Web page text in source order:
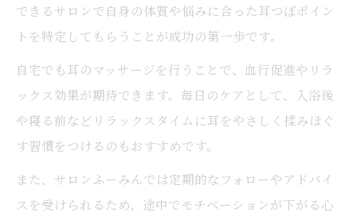
できるサロンで自身の体質や悩みに合った耳つぼポイン
トを特定してもらうことが成功の第一歩です。
自宅でも耳のマッサージを行うことで、血行促進やリラ
ックス効果が期待できます。毎日のケアとして、入浴後
や寝る前などリラックスタイムに耳をやさしく揉みほぐ
す習慣をつけるのもおすすめです。
また、サロンふーみんでは定期的なフォローやアドバイ
スを受けられるため、途中でモチベーションが下がる心